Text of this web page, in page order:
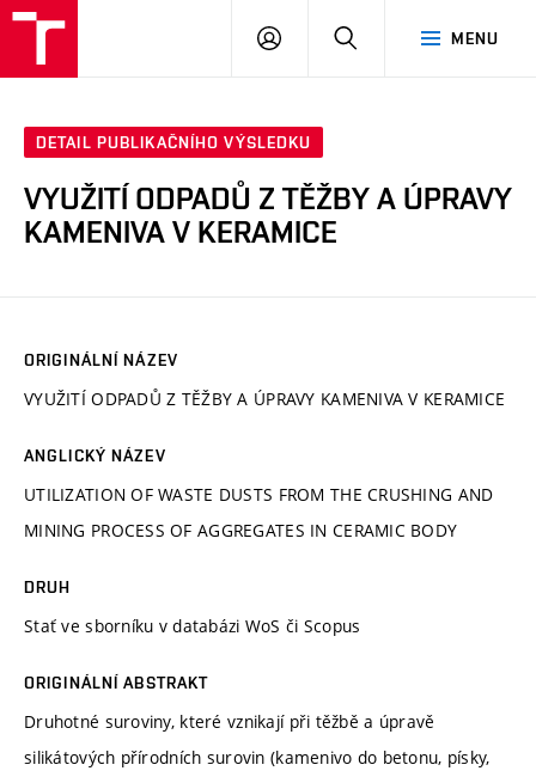
MENU
PŘIHLÁSIT
DETAIL PUBLIKAČNÍHO VÝSLEDKU
VYUŽITÍ ODPADŮ Z TĚŽBY A ÚPRAVY
KAMENIVA V KERAMICE
ORIGINÁLNÍ NÁZEV
VYUŽITÍ ODPADŮ Z TĚŽBY A ÚPRAVY KAMENIVA V KERAMICE
ANGLICKÝ NÁZEV
UTILIZATION OF WASTE DUSTS FROM THE CRUSHING AND
MINING PROCESS OF AGGREGATES IN CERAMIC BODY
DRUH
Stať ve sborníku v databázi WoS či Scopus
ORIGINÁLNÍ ABSTRAKT
Druhotné suroviny, které vznikají při těžbě a úpravě
silikátových přírodních surovin (kamenivo do betonu, písky,